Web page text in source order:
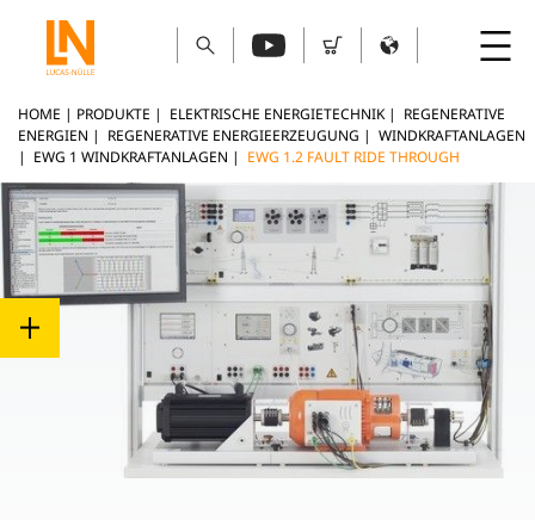
HOME | PRODUKTE | ELEKTRISCHE ENERGIETECHNIK | REGENERATIVE
ENERGIEN | REGENERATIVE ENERGIEERZEUGUNG | WINDKRAFTANLAGEN
| EWG 1 WINDKRAFTANLAGEN | EWG 1.2 FAULT RIDE THROUGH